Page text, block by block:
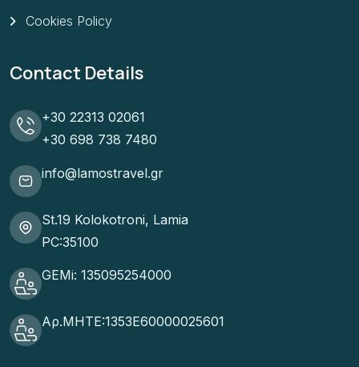
Cookies Policy
Contact Details
+30 22313 02061
+30 698 738 7480
info@lamostravel.gr
St.19 Kolokotroni, Lamia
PC:35100
GEMi: 135095254000
Αρ.ΜΗΤΕ:1353Ε60000025601